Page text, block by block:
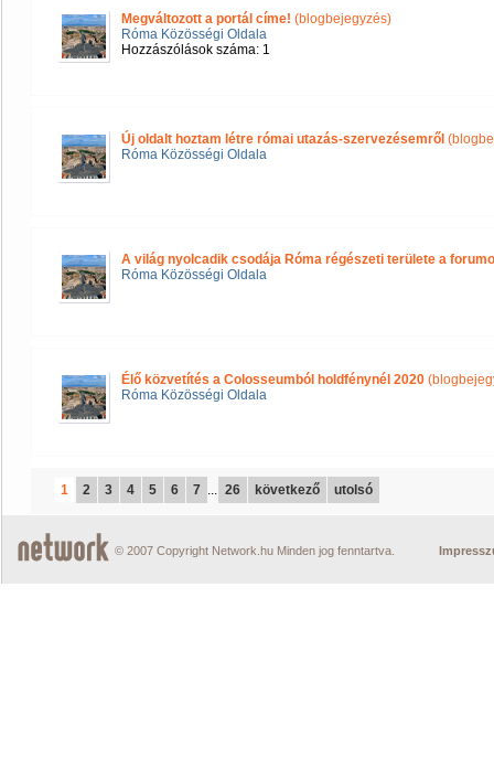
Megváltozott a portál címe! (blogbejegyzés)
Róma Közösségi Oldala
Hozzászólások száma: 1
Új oldalt hoztam létre római utazás-szervezésemről
Róma Közösségi Oldala
A világ nyolcadik csodája Róma régészeti területe a
Róma Közösségi Oldala
Élő közvetítés a Colosseumból holdfénynél 2020
Róma Közösségi Oldala
1 2 3 4 5 6 7 ... 26 következő utolsó
© 2007 Copyright Network.hu Minden jog fenntartva.